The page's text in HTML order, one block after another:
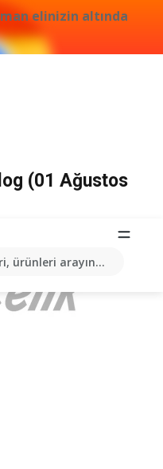
elinizin altında
ürünleri arayın...
(01 Ağustos